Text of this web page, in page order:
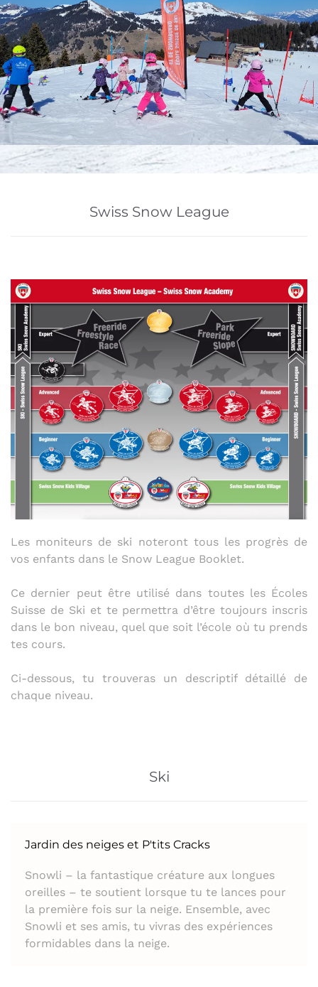
Swiss Snow League
Les moniteurs de ski noteront tous les progrès de
vos enfants dans le Snow League Booklet.
Ce dernier peut être utilisé dans toutes les Écoles
Suisse de Ski et te permettra d’être toujours inscris
dans le bon niveau, quel que soit l’école où tu prends
tes cours.
Ci-dessous, tu trouveras un descriptif détaillé de
chaque niveau.
Ski
Jardin des neiges et P'tits Cracks
Snowli – la fantastique créature aux longues
oreilles – te soutient lorsque tu te lances pour
la première fois sur la neige. Ensemble, avec
Snowli et ses amis, tu vivras des expériences
formidables dans la neige.